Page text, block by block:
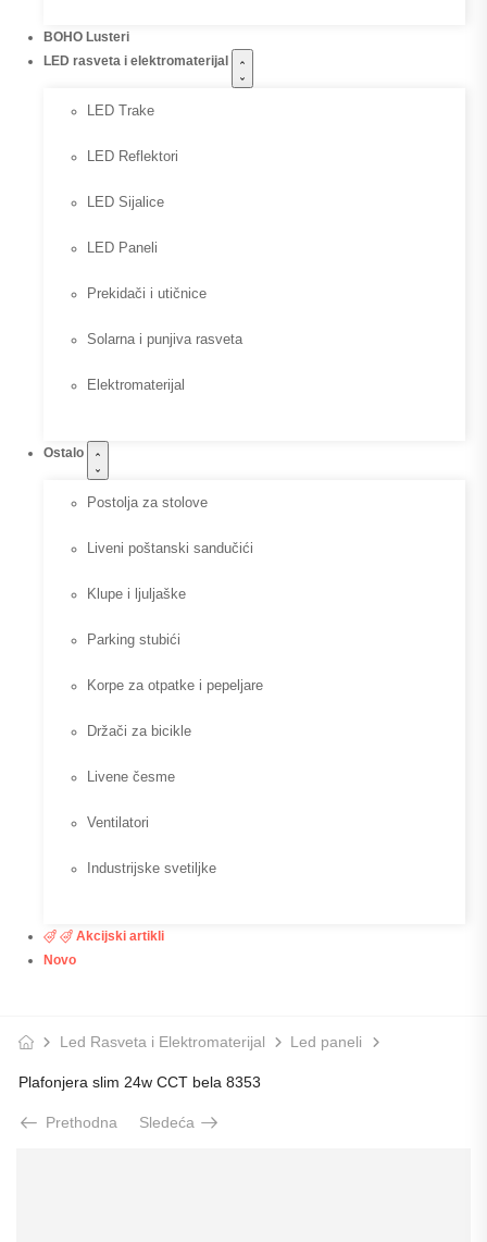
BOHO Lusteri
LED rasveta i elektromaterijal
LED Trake
LED Reflektori
LED Sijalice
LED Paneli
Prekidači i utičnice
Solarna i punjiva rasveta
Elektromaterijal
Ostalo
Postolja za stolove
Liveni poštanski sandučići
Klupe i ljuljaške
Parking stubići
Korpe za otpatke i pepeljare
Držači za bicikle
Livene česme
Ventilatori
Industrijske svetiljke
Akcijski artikli
Novo
Led Rasveta i Elektromaterijal Led paneli
Plafonjera slim 24w CCT bela 8353
Prethodna Sledeća